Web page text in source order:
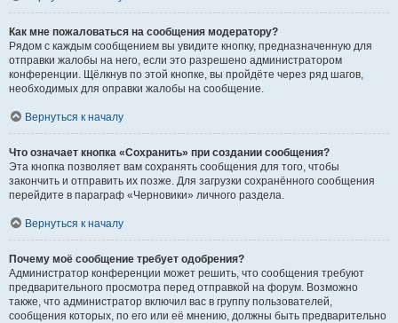
Как мне пожаловаться на сообщения модератору?
Рядом с каждым сообщением вы увидите кнопку, предназначенную для
отправки жалобы на него, если это разрешено администратором
конференции. Щёлкнув по этой кнопке, вы пройдёте через ряд шагов,
необходимых для оправки жалобы на сообщение.
Вернуться к началу
Что означает кнопка «Сохранить» при создании сообщения?
Эта кнопка позволяет вам сохранять сообщения для того, чтобы
закончить и отправить их позже. Для загрузки сохранённого сообщения
перейдите в параграф «Черновики» личного раздела.
Вернуться к началу
Почему моё сообщение требует одобрения?
Администратор конференции может решить, что сообщения требуют
предварительного просмотра перед отправкой на форум. Возможно
также, что администратор включил вас в группу пользователей,
сообщения которых, по его или её мнению, должны быть предварительно